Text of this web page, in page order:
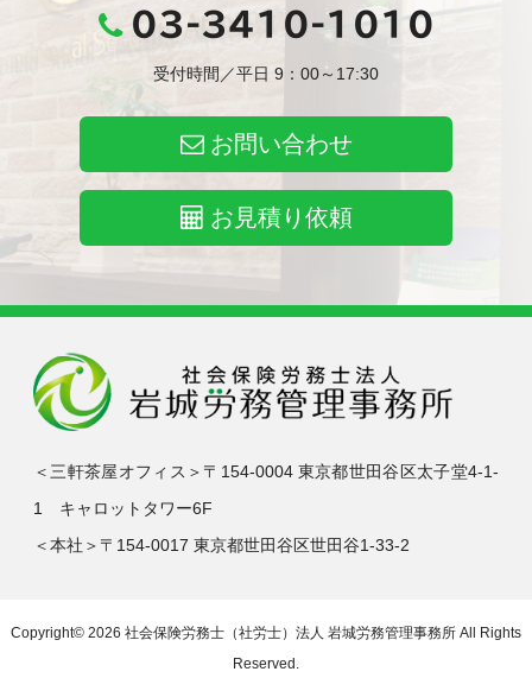
03-3410-1010
受付時間／平日 9：00～17:30
お問い合わせ
お見積り依頼
＜三軒茶屋オフィス＞〒154-0004 東京都世田谷区太子堂4-1-
1 キャロットタワー6F
＜本社＞〒154-0017 東京都世田谷区世田谷1-33-2
Copyright© 2026 社会保険労務士（社労士）法人 岩城労務管理事務所 All Rights
Reserved.